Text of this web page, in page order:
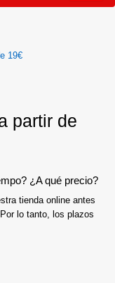
19€
partir de
¿A qué precio?
tienda online antes
lo tanto, los plazos